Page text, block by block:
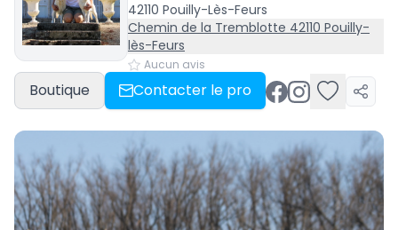
42110 Pouilly-Lès-Feurs
Chemin de la Tremblotte 42110 Pouilly-
lès-Feurs
Aucun avis
Boutique Contacter le pro